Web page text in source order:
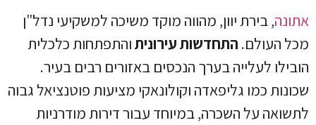
אתונה, בירת יוון, מהווה מוקד משיכה למשקיעי נדל"ן
מכל העולם. התחדשות עירוניתוהתפתחות כלכלית
הובילו לעלייה בערך הנכסים באזורים רבים בעיר.
שכונות כמו גליפאדה וקולונאקי מציעות פוטנציאל גבוה
לתשואה על השכרה, במיוחד עבור דירות מודרניות